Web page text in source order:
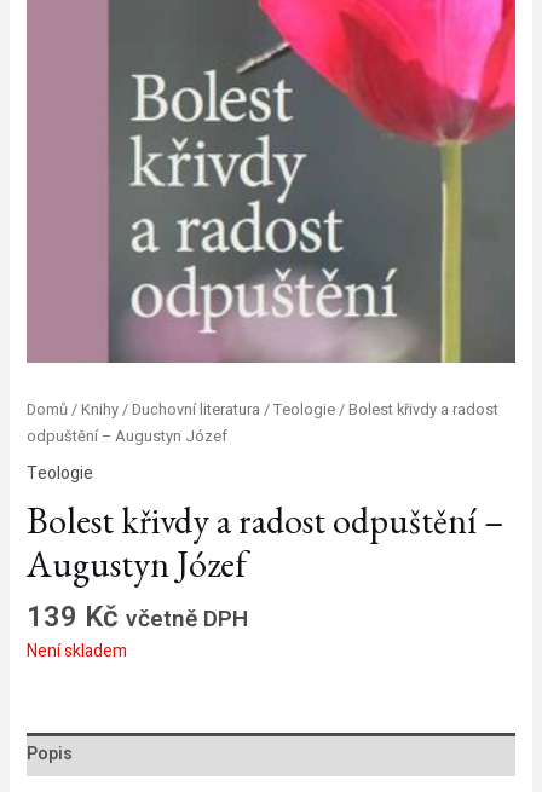
Domů/Knihy/Duchovní literatura /Teologie/ Bolest křivdy a radost
odpuštění – Augustyn Józef
Teologie
Bolest křivdy a radost odpuštění –
Augustyn Józef
139 Kč včetně DPH
Není skladem
Popis